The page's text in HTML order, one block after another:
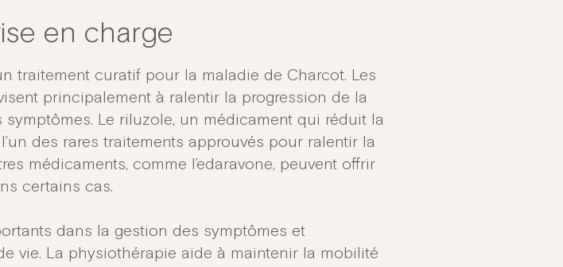
en charge
traitement curatif pour la maladie de Charcot. Les
principalement à ralentir la progression de la
Le riluzole, un médicament qui réduit la
des rares traitements approuvés pour ralentir la
médicaments, comme l’edaravone, peuvent offrir
certains cas.
dans la gestion des symptômes et
vie. La physiothérapie aide à maintenir la mobilité